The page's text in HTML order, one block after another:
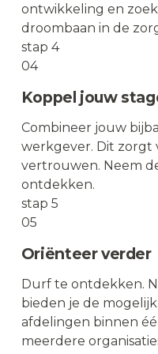
ontwikkeling en
droombaan in de
stap 4
04
Koppel jouw
Combineer jouw
werkgever. Dit zorgt
vertrouwen. Neem
ontdekken.
stap 5
05
Oriënteer verder
Durf te ontdekken.
bieden je de
afdelingen binnen
meerdere